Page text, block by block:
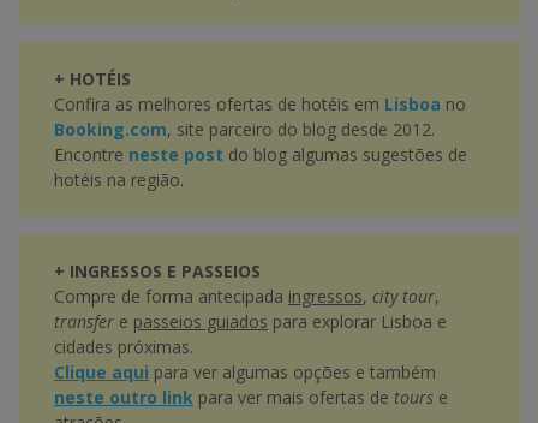
+ HOTÉIS
Confira as melhores ofertas de hotéis em Lisboa no
Booking.com, site parceiro do blog desde 2012.
Encontre neste post do blog algumas sugestões de
hotéis na região.
+ INGRESSOS E PASSEIOS
Compre de forma antecipada ingressos, city tour,
transfer e passeios guiados para explorar Lisboa e
cidades próximas.
Clique aqui para ver algumas opções e também
neste outro link para ver mais ofertas de tours e